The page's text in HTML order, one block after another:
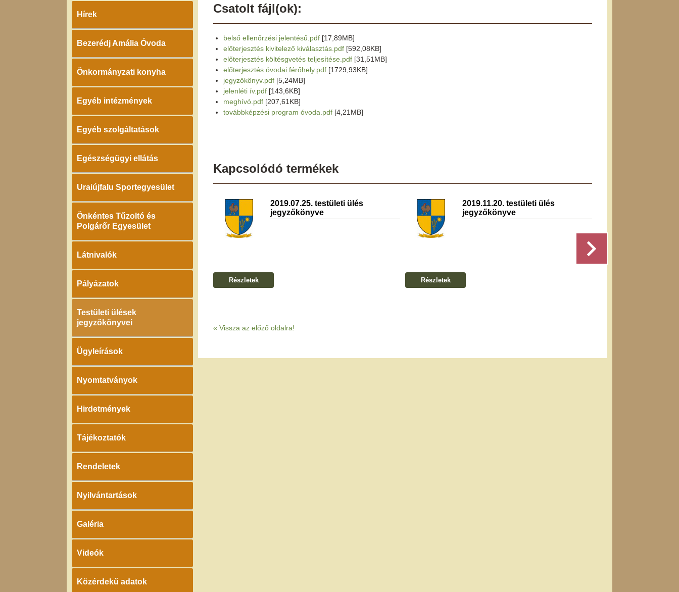
Hírek
Bezerédj Amália Óvoda
Önkormányzati konyha
Egyéb intézmények
Egyéb szolgáltatások
Egészségügyi ellátás
Uraiújfalu Sportegyesület
Önkéntes Tűzoltó és
Polgárőr Egyesület
Látnivalók
Pályázatok
Testületi ülések
jegyzőkönyvei
Ügyleírások
Nyomtatványok
Hirdetmények
Tájékoztatók
Rendeletek
Nyilvántartások
Galéria
Videók
Közérdekű adatok
Csatolt fájl(ok):
belső ellenőrzési jelentésű.pdf [17,89MB]
előterjesztés kivitelező kiválasztás.pdf [592,08KB]
előterjesztés költésgvetés teljesítése.pdf [31,51MB]
előterjesztés óvodai férőhely.pdf [1729,93KB]
jegyzőkönyv.pdf [5,24MB]
jelenléti ív.pdf [143,6KB]
meghívó.pdf [207,61KB]
továbbképzési program óvoda.pdf [4,21MB]
Kapcsolódó termékek
2019.07.25. testületi ülés
jegyzőkönyve
Részletek
2019.11.20. testületi ülés
jegyzőkönyve
Részletek
« Vissza az előző oldalra!